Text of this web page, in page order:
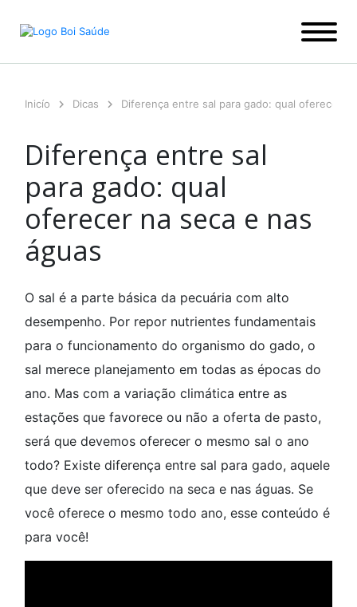
para
Inicío Dicas Diferença entre sal para gado: qual oferecer
Diferença entre sal
para gado: qual
oferecer na seca e nas
águas
O sal é a parte básica da pecuária com alto
desempenho. Por repor nutrientes fundamentais
para o funcionamento do organismo do gado, o
sal merece planejamento em todas as épocas do
ano. Mas com a variação climática entre as
estações que favorece ou não a oferta de pasto,
será que devemos oferecer o mesmo sal o ano
todo? Existe diferença entre sal para gado, aquele
que deve ser oferecido na seca e nas águas. Se
você oferece o mesmo todo ano, esse conteúdo é
para você!